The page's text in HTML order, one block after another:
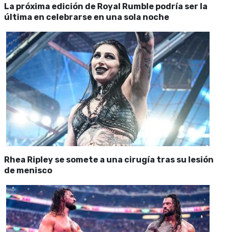
La próxima edición de Royal Rumble podría ser la
última en celebrarse en una sola noche
Rhea Ripley se somete a una cirugía tras su lesión
de menisco